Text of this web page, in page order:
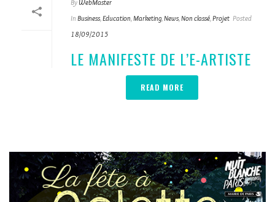
By WebMaster
In Business,Education,Marketing,News,Non classé,Projet Posted
18/09/2015
LE MANIFESTE DE L’E-ARTISTE
READ MORE